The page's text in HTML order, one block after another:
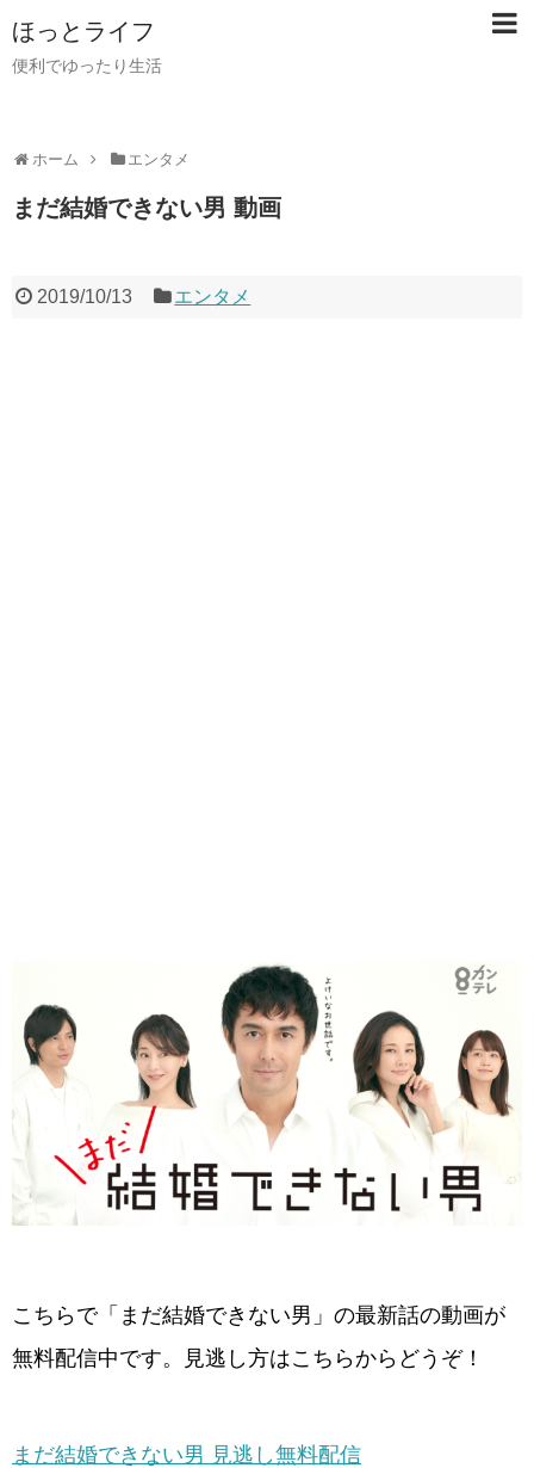
ほっとライフ
便利でゆったり生活
ホーム エンタメ
まだ結婚できない男 動画
2019/10/13 エンタメ
こちらで「まだ結婚できない男」の最新話の動画が
無料配信中です。見逃し方はこちらからどうぞ！
まだ結婚できない男 見逃し無料配信